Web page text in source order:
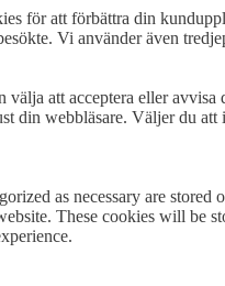
för att förbättra din
Vi använder även
att acceptera eller
din webbläsare. Väljer du att
as necessary are stored
These cookies will be